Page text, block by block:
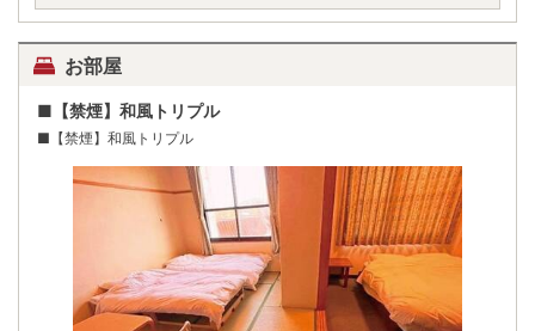
お部屋
■【禁煙】和風トリプル
■【禁煙】和風トリプル